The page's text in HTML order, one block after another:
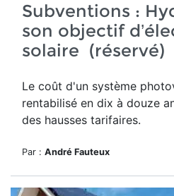
Subventions :
son objectif
solaire (réservé)
Le coût d'un système
rentabilisé en dix à douze
des hausses tarifaires.
Par : André Fauteux